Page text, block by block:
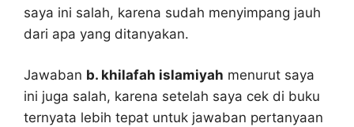
saya ini salah, karena sudah menyimpang jauh
dari apa yang ditanyakan.
Jawaban b. khilafah islamiyah menurut saya
ini juga salah, karena setelah saya cek di buku
ternyata lebih tepat untuk jawaban pertanyaan